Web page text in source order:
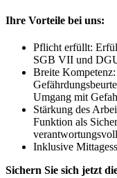
Ihre Vorteile bei uns:
Pflicht erfüllt:
SGB VII und
Breite Kompetenz:
Umgang mit
Stärkung des
Funktion als
Inklusive
Sichern Sie sich jetzt